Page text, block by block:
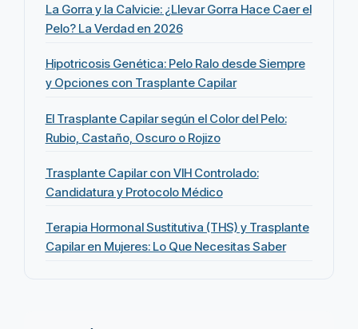
La Gorra y la Calvicie: ¿Llevar Gorra Hace Caer el
Pelo? La Verdad en 2026
Hipotricosis Genética: Pelo Ralo desde Siempre
y Opciones con Trasplante Capilar
El Trasplante Capilar según el Color del Pelo:
Rubio, Castaño, Oscuro o Rojizo
Trasplante Capilar con VIH Controlado:
Candidatura y Protocolo Médico
Terapia Hormonal Sustitutiva (THS) y Trasplante
Capilar en Mujeres: Lo Que Necesitas Saber